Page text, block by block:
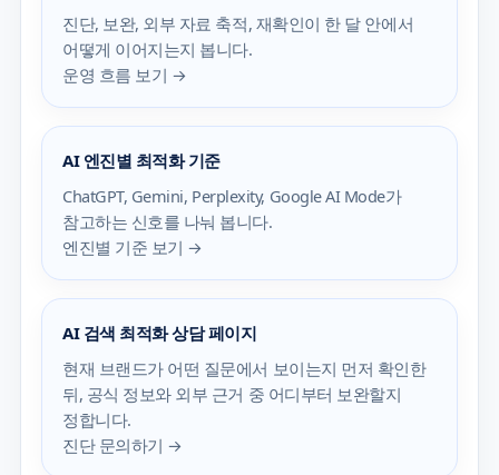
진단, 보완, 외부 자료 축적, 재확인이 한 달 안에서
어떻게 이어지는지 봅니다.
운영 흐름 보기 →
AI 엔진별 최적화 기준
ChatGPT, Gemini, Perplexity, Google AI Mode가
참고하는 신호를 나눠 봅니다.
엔진별 기준 보기 →
AI 검색 최적화 상담 페이지
현재 브랜드가 어떤 질문에서 보이는지 먼저 확인한
뒤, 공식 정보와 외부 근거 중 어디부터 보완할지
정합니다.
진단 문의하기 →